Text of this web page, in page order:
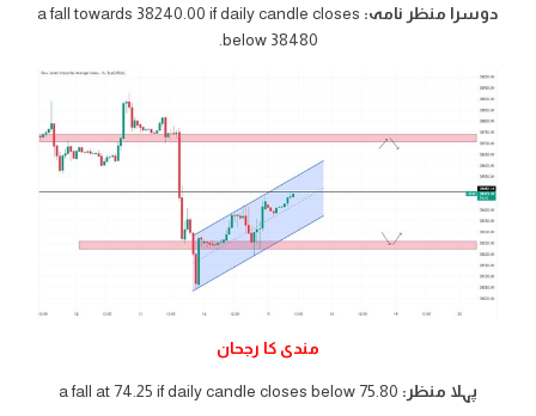
دوسرا منظر نامہ: a fall towards 38240.00 if daily candle closes
below 38480.
مندی کا رجحان
پہلا منظر: a fall at 74.25 if daily candle closes below 75.80